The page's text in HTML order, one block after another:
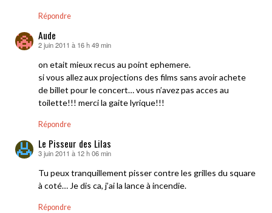
Répondre
Aude
dit :
2 juin 2011 à 16 h 49 min
on etait mieux recus au point ephemere.
si vous allez aux projections des films sans avoir achete
de billet pour le concert… vous n’avez pas acces au
toilette!!! merci la gaite lyrique!!!
Répondre
Le Pisseur des Lilas
dit :
3 juin 2011 à 12 h 06 min
Tu peux tranquillement pisser contre les grilles du square
à coté… Je dis ca, j’ai la lance à incendie.
Répondre